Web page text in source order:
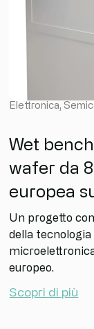
Elettronica,
Wet
wafer da
europea
Un progetto
della
europeo.
Scopri di più